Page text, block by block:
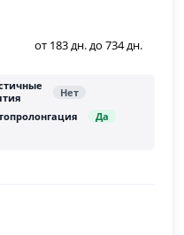
от 183 дн. до 734 дн.